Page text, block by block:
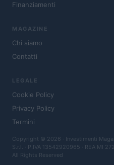
Finanziamenti
MAGAZINE
Chi siamo
Contatti
LEGALE
Cookie Policy
Privacy Policy
Termini
Copyright © 2026 · Investimenti
S.r.l. · P.IVA 13542920965 · REA MI
All Rights Reserved